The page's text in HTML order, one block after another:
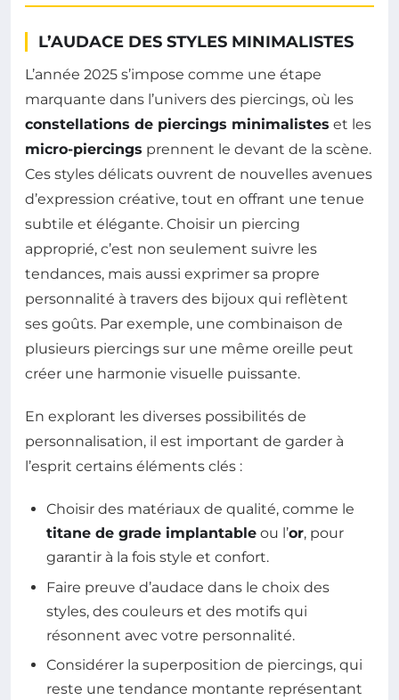
L’AUDACE DES STYLES MINIMALISTES
L’année 2025 s’impose comme une étape
marquante dans l’univers des piercings, où les
constellations de piercings minimalistes et les
micro-piercings prennent le devant de la scène.
Ces styles délicats ouvrent de nouvelles avenues
d’expression créative, tout en offrant une tenue
subtile et élégante. Choisir un piercing
approprié, c’est non seulement suivre les
tendances, mais aussi exprimer sa propre
personnalité à travers des bijoux qui reflètent
ses goûts. Par exemple, une combinaison de
plusieurs piercings sur une même oreille peut
créer une harmonie visuelle puissante.
En explorant les diverses possibilités de
personnalisation, il est important de garder à
l’esprit certains éléments clés :
Choisir des matériaux de qualité, comme le
titane de grade implantable ou l’or, pour
garantir à la fois style et confort.
Faire preuve d’audace dans le choix des
styles, des couleurs et des motifs qui
résonnent avec votre personnalité.
Considérer la superposition de piercings, qui
reste une tendance montante représentant